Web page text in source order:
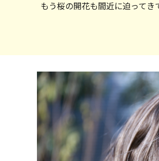
もう桜の開花も間近に迫って